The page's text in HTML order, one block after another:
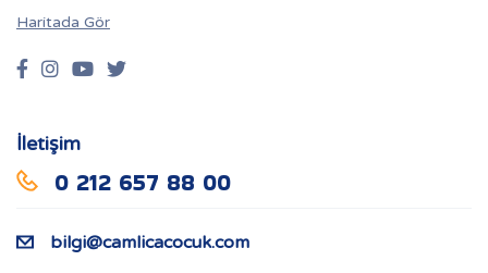
Haritada Gör
İletişim
0 212 657 88 00
bilgi@camlicacocuk.com